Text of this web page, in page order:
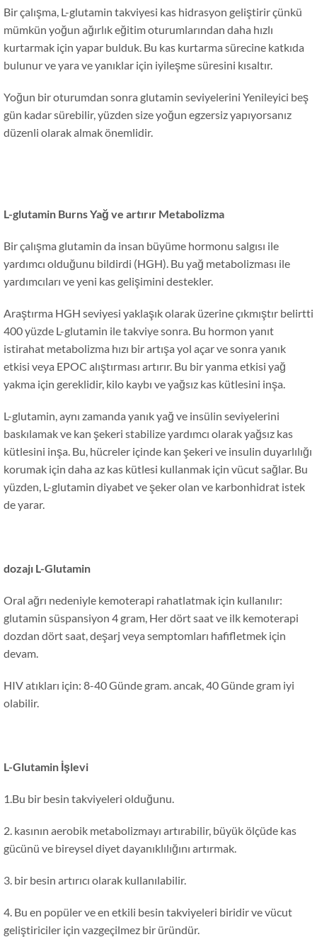
Bir çalışma, L-glutamin takviyesi kas hidrasyon geliştirir çünkü
mümkün yoğun ağırlık eğitim oturumlarından daha hızlı
kurtarmak için yapar bulduk. Bu kas kurtarma sürecine katkıda
bulunur ve yara ve yanıklar için iyileşme süresini kısaltır.
Yoğun bir oturumdan sonra glutamin seviyelerini Yenileyici beş
gün kadar sürebilir, yüzden size yoğun egzersiz yapıyorsanız
düzenli olarak almak önemlidir.
L-glutamin Burns Yağ ve artırır Metabolizma
Bir çalışma glutamin da insan büyüme hormonu salgısı ile
yardımcı olduğunu bildirdi (HGH). Bu yağ metabolizması ile
yardımcıları ve yeni kas gelişimini destekler.
Araştırma HGH seviyesi yaklaşık olarak üzerine çıkmıştır belirtti
400 yüzde L-glutamin ile takviye sonra. Bu hormon yanıt
istirahat metabolizma hızı bir artışa yol açar ve sonra yanık
etkisi veya EPOC alıştırması artırır. Bu bir yanma etkisi yağ
yakma için gereklidir, kilo kaybı ve yağsız kas kütlesini inşa.
L-glutamin, aynı zamanda yanık yağ ve insülin seviyelerini
baskılamak ve kan şekeri stabilize yardımcı olarak yağsız kas
kütlesini inşa. Bu, hücreler içinde kan şekeri ve insulin duyarlılığı
korumak için daha az kas kütlesi kullanmak için vücut sağlar. Bu
yüzden, L-glutamin diyabet ve şeker olan ve karbonhidrat istek
de yarar.
dozajı L-Glutamin
Oral ağrı nedeniyle kemoterapi rahatlatmak için kullanılır:
glutamin süspansiyon 4 gram, Her dört saat ve ilk kemoterapi
dozdan dört saat, deşarj veya semptomları hafifletmek için
devam.
HIV atıkları için: 8-40 Günde gram. ancak, 40 Günde gram iyi
olabilir.
L-Glutamin İşlevi
1.Bu bir besin takviyeleri olduğunu.
2. kasının aerobik metabolizmayı artırabilir, büyük ölçüde kas
gücünü ve bireysel diyet dayanıklılığını artırmak.
3. bir besin artırıcı olarak kullanılabilir.
4. Bu en popüler ve en etkili besin takviyeleri biridir ve vücut
geliştiriciler için vazgeçilmez bir üründür.